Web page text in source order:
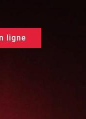
ligne